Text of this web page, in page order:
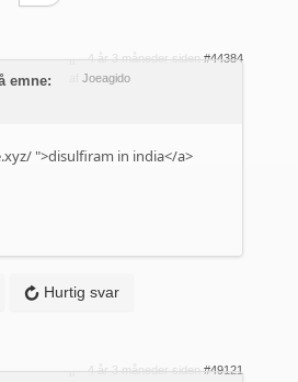
4 år 3 måneder siden #44384
Joeagido
emne:
">disulfiram in india</a>
Hurtig svar
4 år 3 måneder siden #49121